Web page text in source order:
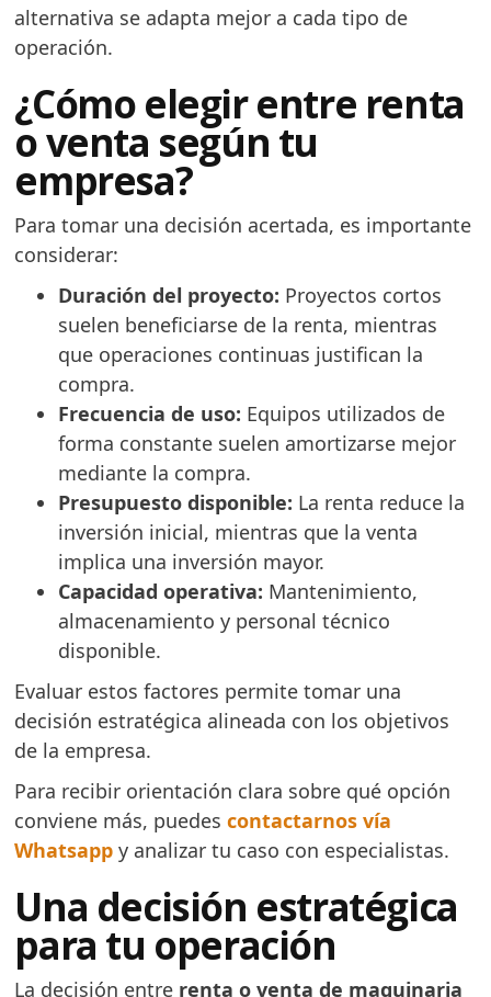
alternativa se adapta mejor a cada tipo de
operación.
¿Cómo elegir entre renta
o venta según tu
empresa?
Para tomar una decisión acertada, es importante
considerar:
Duración del proyecto: Proyectos cortos
suelen beneficiarse de la renta, mientras
que operaciones continuas justifican la
compra.
Frecuencia de uso: Equipos utilizados de
forma constante suelen amortizarse mejor
mediante la compra.
Presupuesto disponible: La renta reduce la
inversión inicial, mientras que la venta
implica una inversión mayor.
Capacidad operativa: Mantenimiento,
almacenamiento y personal técnico
disponible.
Evaluar estos factores permite tomar una
decisión estratégica alineada con los objetivos
de la empresa.
Para recibir orientación clara sobre qué opción
conviene más, puedescontactarnos vía
Whatsapp y analizar tu caso con especialistas.
Una decisión estratégica
para tu operación
La decisión entre renta o venta de maquinaria